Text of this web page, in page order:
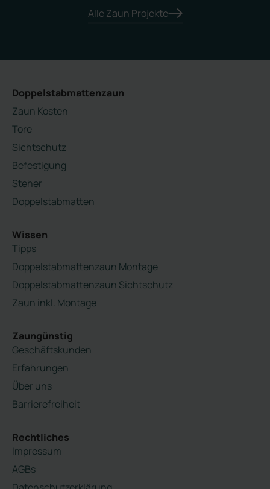
Alle Zaun Projekte
Doppelstabmattenzaun
Zaun Kosten
Tore
Sichtschutz
Befestigung
Steher
Doppelstabmatten
Wissen
Tipps
Doppelstabmattenzaun Montage
Doppelstabmattenzaun Sichtschutz
Zaun inkl. Montage
Zaungünstig
Geschäftskunden
Erfahrungen
Über uns
Barrierefreiheit
Rechtliches
Impressum
AGBs